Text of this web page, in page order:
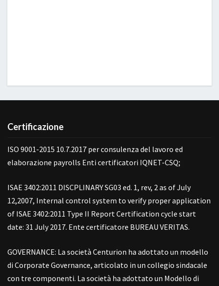
Certificazione
ISO 9001-2015 10.7.2017 per consulenza del lavoro ed
elaborazione payrolls Enti certificatori IQNET-CSQ;
ISAE 3402:2011 DISCPLINARY SG03 ed. 1, rev, 2 as of July
12,2007, Internal control system to verify proper application
of ISAE 3402:2011 Type II Report Certification cycle start
date: 31 July 2017. Ente certificatore BUREAU VERITAS.
GOVERNANCE: La società Centurion ha adottato un modello
di Corporate Governance, articolato in un collegio sindacale
con tre componenti. La società ha adottato un Modello di